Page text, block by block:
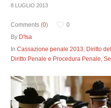
8 LUGLIO 2013
Comments (0)
0
By D'Isa
InCassazione penale 2013, Diritto
Diritto Penale e Procedura Penale,